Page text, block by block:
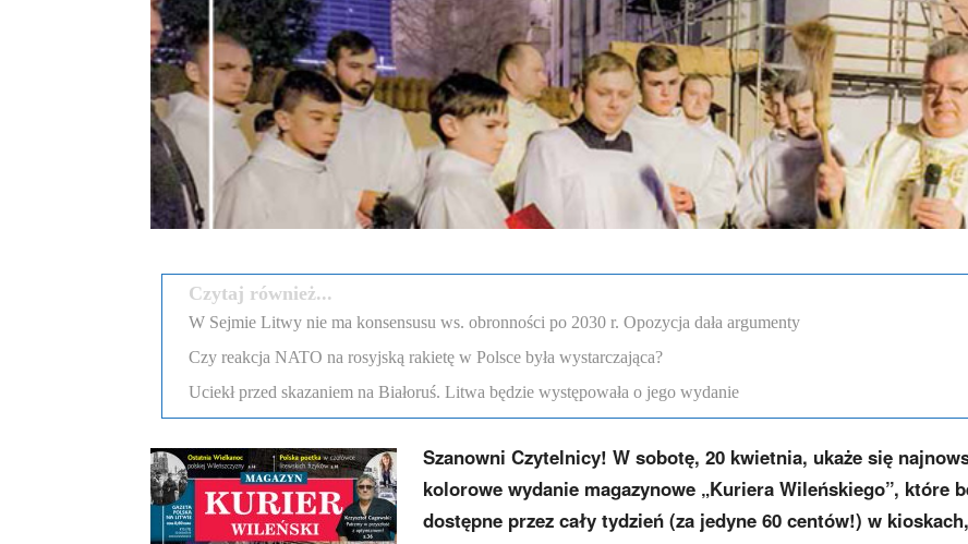
Czytaj również...
W Sejmie Litwy nie ma konsensusu ws. obronności po 2030 r. Opozycja dała argumenty
Czy reakcja NATO na rosyjską rakietę w Polsce była wystarczająca?
Uciekł przed skazaniem na Białoruś. Litwa będzie występowała o jego wydanie
Szanowni Czytelnicy! W sobotę, 20 kwietnia, ukaże się
kolorowe wydanie magazynowe „Kuriera Wileńskiego”, które
dostępne przez cały tydzień (za jedyne 60 centów!) w kioskach,